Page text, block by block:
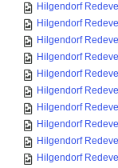
Hilgendorf
Hilgendorf
Hilgendorf
Hilgendorf
Hilgendorf
Hilgendorf
Hilgendorf
Hilgendorf
Hilgendorf
Hilgendorf